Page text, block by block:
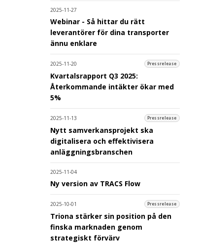
2025-11-27
Webinar - Så hittar du rätt
leverantörer för dina transporter
ännu enklare
2025-11-20 Pressrelease
Kvartalsrapport Q3 2025:
Återkommande intäkter ökar med
5%
2025-11-13 Pressrelease
Nytt samverkansprojekt ska
digitalisera och effektivisera
anläggningsbranschen
2025-11-04
Ny version av TRACS Flow
2025-10-01 Pressrelease
Triona stärker sin position på den
finska marknaden genom
strategiskt förvärv